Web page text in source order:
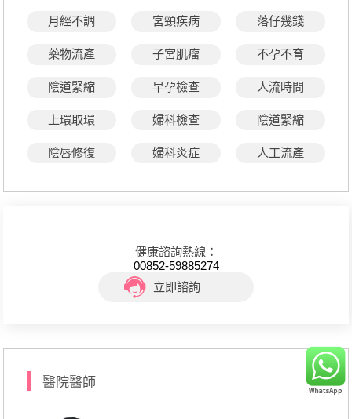
月經不調 宮頸疾病 落仔幾錢
藥物流產 子宮肌瘤 不孕不育
陰道緊縮 早孕檢查 人流時間
上環取環 婦科檢查 陰道緊縮
陰唇修復 婦科炎症 人工流產
健康諮詢熱線：
00852-59885274
立即諮詢
醫院醫師